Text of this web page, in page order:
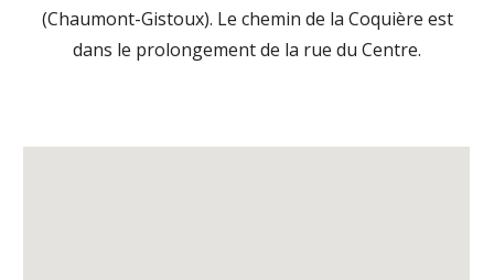
(Chaumont-Gistoux). Le chemin de la Coquière est
dans le prolongement de la rue du Centre.